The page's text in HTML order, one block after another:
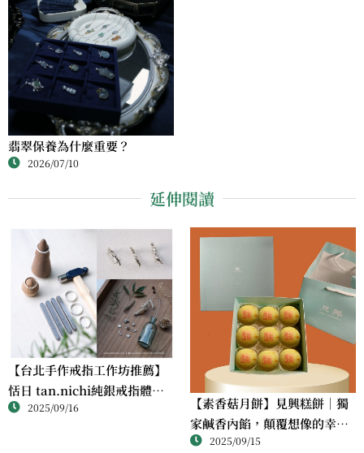
翡翠保養為什麼重要？
2026/07/10
延伸閱讀
【台北手作戒指工作坊推薦】
恬日 tan.nichi純銀戒指體驗
｜情侶・朋友一起完成的金工
2025/09/16
【素香菇月餅】見興糕餅｜獨
家鹹香內餡，顛覆想像的幸福
滋味2025/09/15